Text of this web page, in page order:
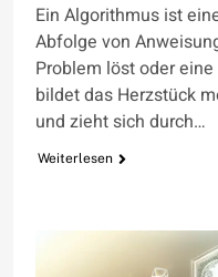
Ein Algorithmus ist
Abfolge von
Problem löst oder
bildet das Herzstück
und zieht sich durch…
Weiterlesen